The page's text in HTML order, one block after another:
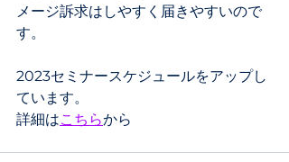
メージ訴求はしやすく届きやすいので
す。
2023セミナースケジュールをアップし
ています。
詳細はこちらから